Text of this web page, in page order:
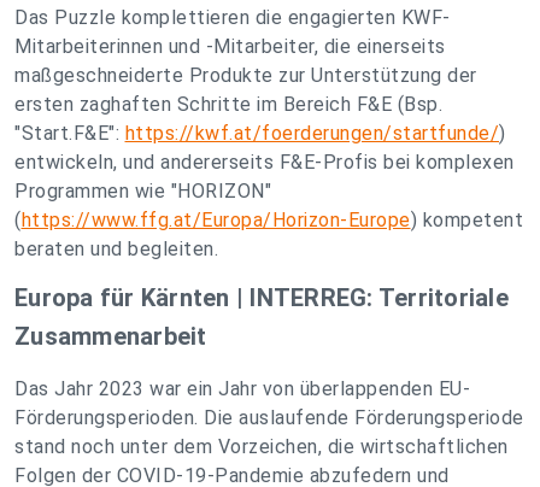
Das Puzzle komplettieren die engagierten KWF-
Mitarbeiterinnen und -Mitarbeiter, die einerseits
maßgeschneiderte Produkte zur Unterstützung der
ersten zaghaften Schritte im Bereich F&E (Bsp.
"Start.F&E": https://kwf.at/foerderungen/startfunde/)
entwickeln, und andererseits F&E-Profis bei komplexen
Programmen wie "HORIZON"
( https://www.ffg.at/Europa/Horizon-Europe) kompetent
beraten und begleiten.
Europa für Kärnten | INTERREG: Territoriale
Zusammenarbeit
Das Jahr 2023 war ein Jahr von überlappenden EU-
Förderungsperioden. Die auslaufende Förderungsperiode
stand noch unter dem Vorzeichen, die wirtschaftlichen
Folgen der COVID-19-Pandemie abzufedern und